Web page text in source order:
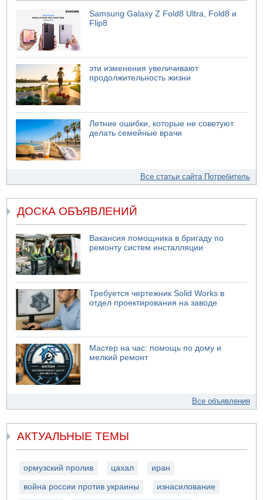
Samsung Galaxy Z Fold8 Ultra, Fold8 и
Flip8
эти изменения увеличивают
продолжительность жизни
Летние ошибки, которые не советуют
делать семейные врачи
Все статьи сайта Потребитель
ДОСКА ОБЪЯВЛЕНИЙ
Вакансия помощника в бригаду по
ремонту систем инсталляции
Требуется чертежник Solid Works в
отдел проектирования на заводе
Мастер на час: помощь по дому и
мелкий ремонт
Все объявления
АКТУАЛЬНЫЕ ТЕМЫ
ормузский пролив цахал иран
война россии против украины изнасилование